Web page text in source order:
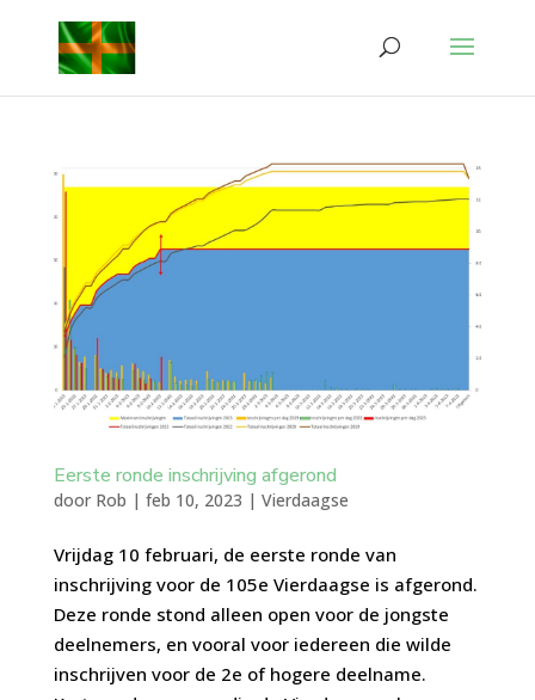
Eerste ronde inschrijving afgerond
door Rob | feb 10, 2023 | Vierdaagse
Vrijdag 10 februari, de eerste ronde van
inschrijving voor de 105e Vierdaagse is afgerond.
Deze ronde stond alleen open voor de jongste
deelnemers, en vooral voor iedereen die wilde
inschrijven voor de 2e of hogere deelname.